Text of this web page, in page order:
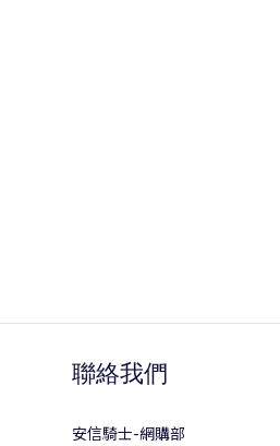
聯絡我們
安信騎士-網購部